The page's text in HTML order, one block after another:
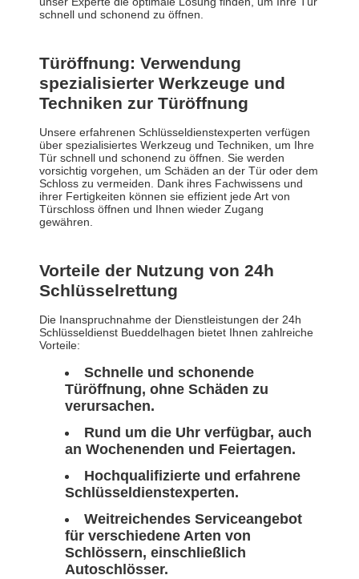
schnell und schonend zu öffnen.
Türöffnung: Verwendung
spezialisierter Werkzeuge und
Techniken zur Türöffnung
Unsere erfahrenen Schlüsseldienstexperten verfügen
über spezialisiertes Werkzeug und Techniken, um Ihre
Tür schnell und schonend zu öffnen. Sie werden
vorsichtig vorgehen, um Schäden an der Tür oder dem
Schloss zu vermeiden. Dank ihres Fachwissens und
ihrer Fertigkeiten können sie effizient jede Art von
Türschloss öffnen und Ihnen wieder Zugang
gewähren.
Vorteile der Nutzung von 24h
Schlüsselrettung
Die Inanspruchnahme der Dienstleistungen der 24h
Schlüsseldienst Bueddelhagen bietet Ihnen zahlreiche
Vorteile:
Schnelle und schonende
Türöffnung, ohne Schäden zu
verursachen.
Rund um die Uhr verfügbar, auch
an Wochenenden und Feiertagen.
Hochqualifizierte und erfahrene
Schlüsseldienstexperten.
Weitreichendes Serviceangebot
für verschiedene Arten von
Schlössern, einschließlich
Autoschlösser.